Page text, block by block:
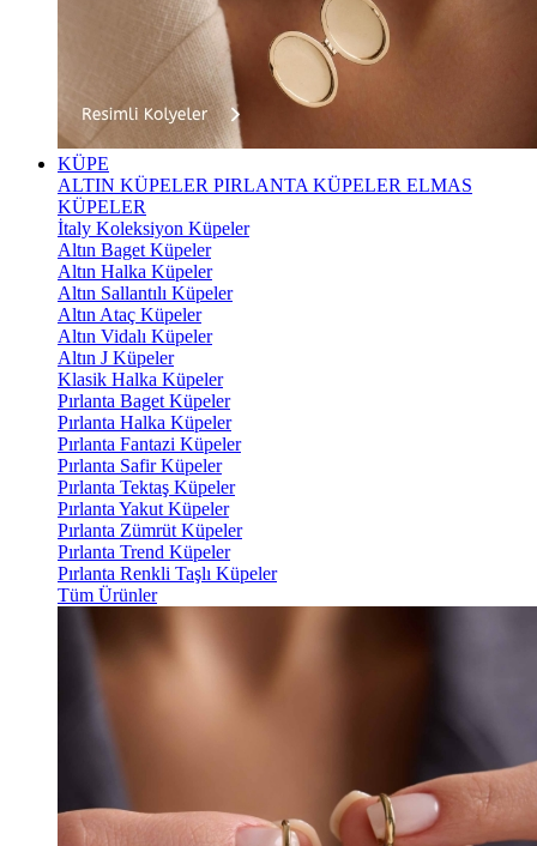
KÜPE
ALTIN KÜPELER PIRLANTA KÜPELER ELMAS
KÜPELER
İtaly Koleksiyon Küpeler
Altın Baget Küpeler
Altın Halka Küpeler
Altın Sallantılı Küpeler
Altın Ataç Küpeler
Altın Vidalı Küpeler
Altın J Küpeler
Klasik Halka Küpeler
Pırlanta Baget Küpeler
Pırlanta Halka Küpeler
Pırlanta Fantazi Küpeler
Pırlanta Safir Küpeler
Pırlanta Tektaş Küpeler
Pırlanta Yakut Küpeler
Pırlanta Zümrüt Küpeler
Pırlanta Trend Küpeler
Pırlanta Renkli Taşlı Küpeler
Tüm Ürünler